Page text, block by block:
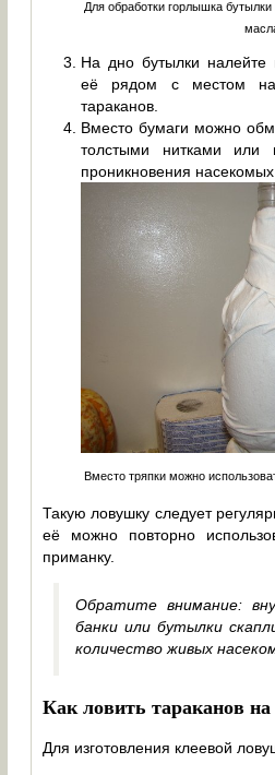
Для обработки горлышка
На дно бутылки налейте
её рядом с местом
тараканов.
Вместо бумаги можно
толстыми нитками или
проникновения насекомых
Вместо тряпки можно
Такую ловушку следует
её можно повторно
приманку.
Обратите внимание:
банки или бутылки
количество живых
Как ловить тараканов
Для изготовления клеевой